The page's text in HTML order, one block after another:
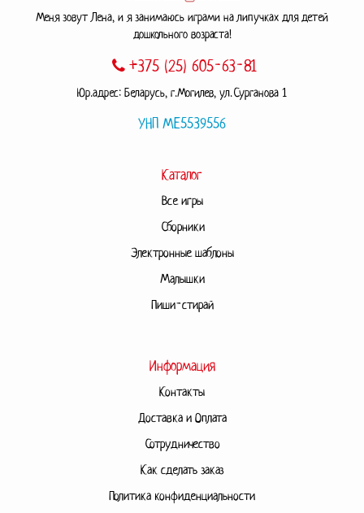
Меня зовут Лена, и я занимаюсь играми на липучках для детей
дошкольного возраста!
+375 (25) 605-63-81
Юр.адрес: Беларусь, г.Могилев, ул.Сурганова 1
УНП МЕ5539556
Каталог
Все игры
Сборники
Электронные шаблоны
Малышки
Пиши-стирай
Информация
Контакты
Доставка и Оплата
Сотрудничество
Как сделать заказ
Политика конфиденциальности